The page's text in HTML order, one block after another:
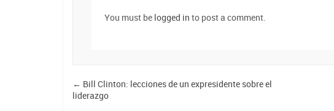
You must be logged in to post a comment.
← Bill Clinton: lecciones de un expresidente sobre el
liderazgo